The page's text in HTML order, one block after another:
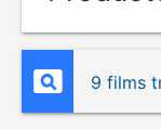
9 films